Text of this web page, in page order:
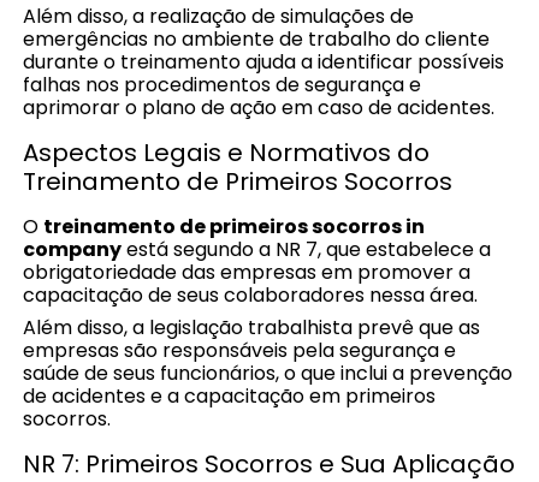
Além disso, a realização de simulações de
emergências no ambiente de trabalho do cliente
durante o treinamento ajuda a identificar possíveis
falhas nos procedimentos de segurança e
aprimorar o plano de ação em caso de acidentes.
Aspectos Legais e Normativos do
Treinamento de Primeiros Socorros
O treinamento de primeiros socorros in
companyestá segundo a NR 7, que estabelece a
obrigatoriedade das empresas em promover a
capacitação de seus colaboradores nessa área.
Além disso, a legislação trabalhista prevê que as
empresas são responsáveis pela segurança e
saúde de seus funcionários, o que inclui a prevenção
de acidentes e a capacitação em primeiros
socorros.
NR 7: Primeiros Socorros e Sua Aplicação